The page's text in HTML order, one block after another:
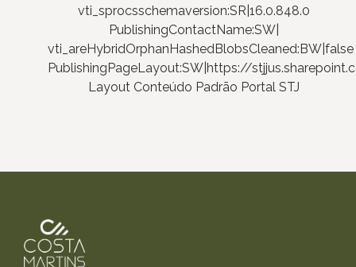
vti_sprocsschemaversion:SR|16.0.848.0
PublishingContactName:SW|
vti_areHybridOrphanHashedBlobsCleaned:BW|false
PublishingPageLayout:SW|https://
Layout Conteúdo Padrão Portal STJ